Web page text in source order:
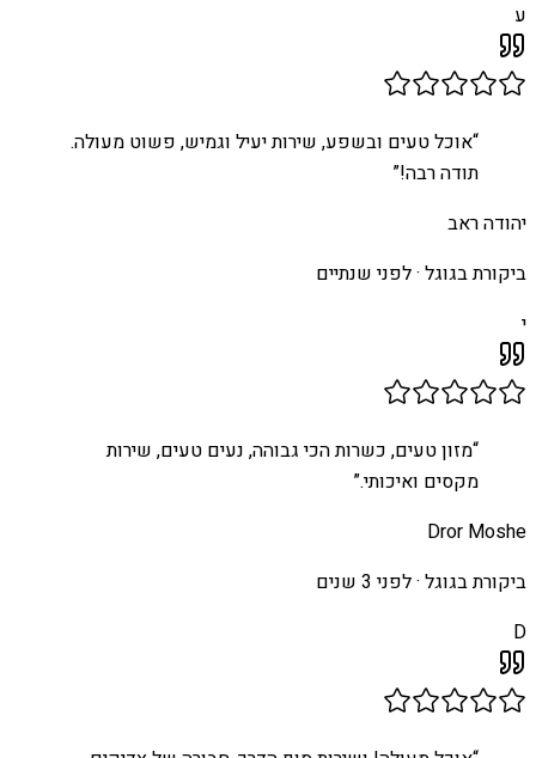
ע
“אוכל טעים ובשפע, שירות יעיל וגמיש, פשוט מעולה.
תודה רבה!”
יהודה ראב
ביקורת בגוגל ·לפני שנתיים
י
“מזון טעים, כשרות הכי גבוהה, נעים טעים, שירות
מקסים ואיכותי.”
Dror Moshe
ביקורת בגוגל ·לפני 3 שנים
D